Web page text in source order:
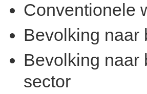
Conventionele
Bevolking naar
Bevolking naar
sector